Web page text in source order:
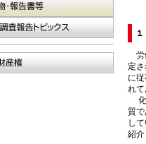
労
定
に
れ
化
質
し
紹介